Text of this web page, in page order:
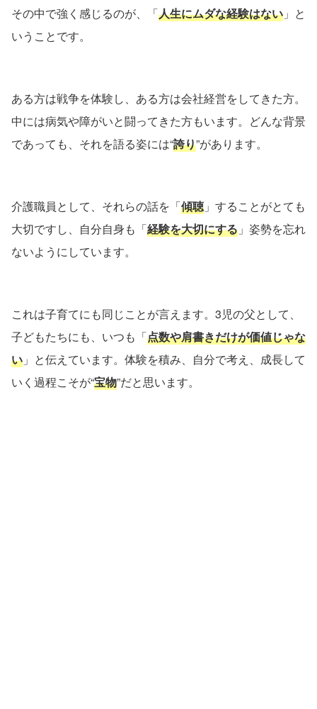
その中で強く感じるのが、「人生にムダな経験はない 」と
いうことです。
ある方は戦争を体験し、ある方は会社経営をしてきた方。
中には病気や障がいと闘ってきた方もいます。どんな背景
であっても、それを語る姿には“誇り”があります。
介護職員として、それらの話を「傾聴」することがとても
大切ですし、自分自身も「経験を大切にする 」姿勢を忘れ
ないようにしています。
これは子育てにも同じことが言えます。3児の父として、
子どもたちにも、いつも「点数や肩書きだけが価値じゃな
い 」と伝えています。体験を積み、自分で考え、成長して
いく過程こそが“宝物”だと思います。